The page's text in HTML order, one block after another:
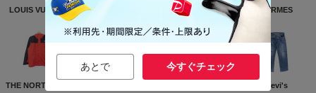
LOUIS VUITTON CHANEL HERMES
THE NORTH FACE Levi's
あとで 今すぐチェック